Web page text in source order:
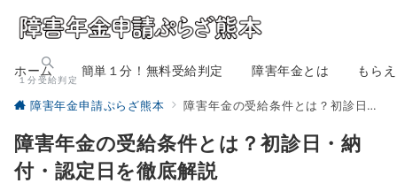
１分受給判定
ホーム 簡単１分！無料受給判定 障害年金とは もら
障害年金申請ぷらざ熊本 障害年金の受給条件とは？初診日・納付・認定日を徹底解説
障害年金の受給条件とは？初診日・納
付・認定日を徹底解説